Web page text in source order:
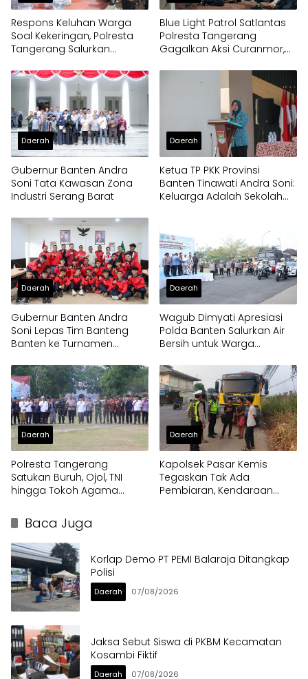
Respons Keluhan Warga
Soal Kekeringan, Polresta
Tangerang Salurkan
Panongan
Blue Light Patrol Satlantas
Polresta Tangerang
Gagalkan Aksi Curanmor,
Daerah
Gubernur Banten Andra
Soni Tata Kawasan Zona
Industri Serang Barat
Daerah
Ketua TP PKK Provinsi
Banten Tinawati Andra Soni:
Keluarga Adalah Sekolah
Daerah
Gubernur Banten Andra
Soni Lepas Tim Banteng
Banten ke Turnamen
Daerah
Wagub Dimyati Apresiasi
Polda Banten Salurkan Air
Bersih untuk Warga
Daerah
Polresta Tangerang
Satukan Buruh, Ojol, TNI
hingga Tokoh Agama
Daerah
Kapolsek Pasar Kemis
Tegaskan Tak Ada
Pembiaran, Kendaraan
Baca Juga
Korlap Demo PT PEMI Balaraja Ditangkap
Polisi
Daerah 07/08/2026
Jaksa Sebut Siswa di PKBM Kecamatan
Kosambi Fiktif
Daerah 07/08/2026